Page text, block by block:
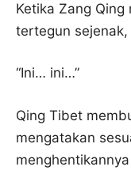
Ketika Zang
tertegun
“Ini… ini…”
Qing Tibet
mengatakan